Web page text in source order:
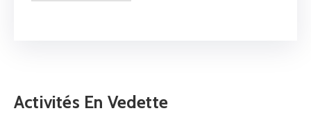
Activités En Vedette